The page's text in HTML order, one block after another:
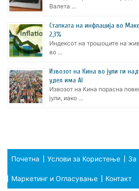
Валета …
Стапката на инфлација во
2,3%
Индексот на трошоците на
во …
Извозот на Кина во јули ги
удел има AI
Извозот на Кина порасна
јули, иако …
Почетна Услови за Користење За
Маркетинг и Огласување Контакт